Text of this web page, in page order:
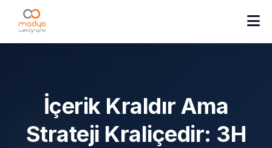
İçerik Kraldır Ama
Strateji Kraliçedir: 3H